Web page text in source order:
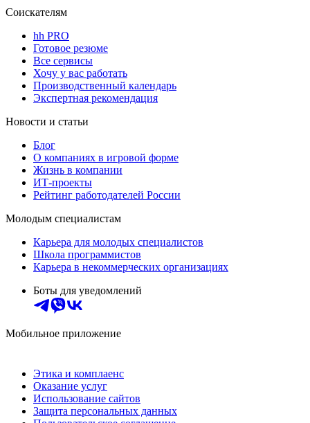
Соискателям
hh PRO
Готовое резюме
Все сервисы
Хочу у вас работать
Производственный календарь
Экспертная рекомендация
Новости и статьи
Блог
О компаниях в игровой форме
Жизнь в компании
ИТ-проекты
Рейтинг работодателей России
Молодым специалистам
Карьера для молодых специалистов
Школа программистов
Карьера в некоммерческих организациях
Боты для уведомлений
Мобильное приложение
Этика и комплаенс
Оказание услуг
Использование сайтов
Защита персональных данных